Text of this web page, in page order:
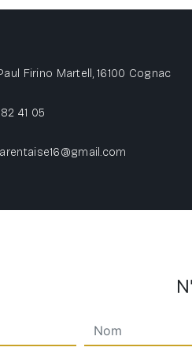
Firino Martell, 16100 Cognac
41 05